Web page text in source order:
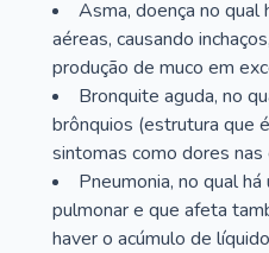
Asma, doença no qual
aéreas, causando
produção de muco em
Bronquite aguda, no
brônquios (estrutura que
sintomas como dores nas
Pneumonia, no qual
pulmonar e que afeta
haver o acúmulo de